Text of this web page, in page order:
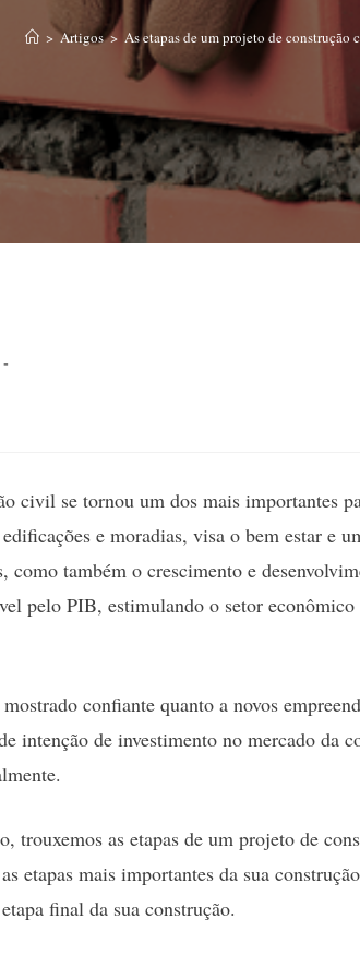
> Artigos > As etapas de um projeto de construção
civil se tornou um dos mais importantes
e moradias, visa o bem estar e
como também o crescimento e
pelo PIB, estimulando o setor
confiante quanto a novos
intenção de investimento no mercado da
trouxemos as etapas de um projeto de
etapas mais importantes da sua
final da sua construção.